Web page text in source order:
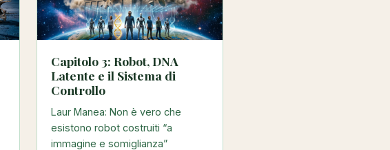
Capitolo 3: Robot, DNA
Latente e il Sistema di
Controllo
Laur Manea: Non è vero che
esistono robot costruiti “a
immagine e somiglianza”